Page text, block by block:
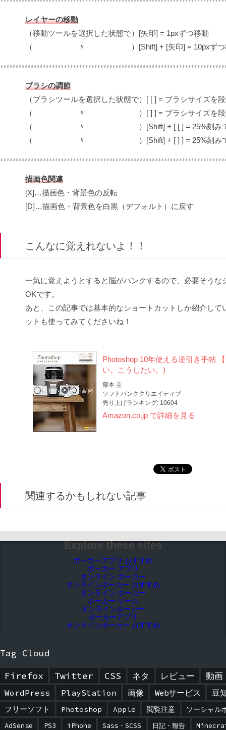
レイヤーの移動
（移動ツールを選択した状態で）[矢印] = 1pxずつ移動
（ 〃 ）[Shift] + [矢印] = 10pxずつ
ブラシの調節
（ブラシツールを選択した状態で）[ [ ] = ブラシサイズを
（ 〃 ）[ ] ] = ブラシサイズを段階
（ 〃 ）[Shift] + [ [ ] = 25%刻みでブラ
（ 〃 ）[Shift] + [ ] ] = 25%刻みでブ
描画色関連
[X]…描画色・背景色の反転
[D]…描画色・背景色を白黒（デフォルト）に戻す
こんなに覚えれないよ！！
一気に覚えようとすると脳がパンクするので、必要そう
OKです。
あと、この記事では基本的なショートカットしか紹介し
ットも使ってみてくださいね！
Photoshop 10年使える逆引き手帖
い。こうしたい。)
藤本 圭
ソフトバンククリエイティブ
売り上げランキング: 10604
Amazon.co.jp で詳細を見る
関連するかもしれない記事
Explore these sites
ポーカーアプリ おすすめ
ポーカー アプリ
オンライン ポーカー
オンラインポーカー おすすめ
オンライン ポーカー
ポーカー ゲーム
オンラインポーカー
ポーカーアプリ
オンラインポーカー おすすめ
Tag Cloud
Firefox
Twitter CSS ネタ レビュー 動画
WordPress PlayStation 画像 Webサービス 豆
フリーソフト Photoshop Apple 閲覧注意 ソーシャル
AdSense PS3 iPhone Sass・SCSS 日記・報告